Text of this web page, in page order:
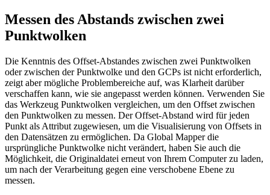
Messen des Abstands zwischen zwei
Punktwolken
Die Kenntnis des Offset-Abstandes zwischen zwei Punktwolken
oder zwischen der Punktwolke und den GCPs ist nicht erforderlich,
zeigt aber mögliche Problembereiche auf, was Klarheit darüber
verschaffen kann, wie sie angepasst werden können. Verwenden Sie
das Werkzeug Punktwolken vergleichen, um den Offset zwischen
den Punktwolken zu messen. Der Offset-Abstand wird für jeden
Punkt als Attribut zugewiesen, um die Visualisierung von Offsets in
den Datensätzen zu ermöglichen. Da Global Mapper die
ursprüngliche Punktwolke nicht verändert, haben Sie auch die
Möglichkeit, die Originaldatei erneut von Ihrem Computer zu laden,
um nach der Verarbeitung gegen eine verschobene Ebene zu
messen.